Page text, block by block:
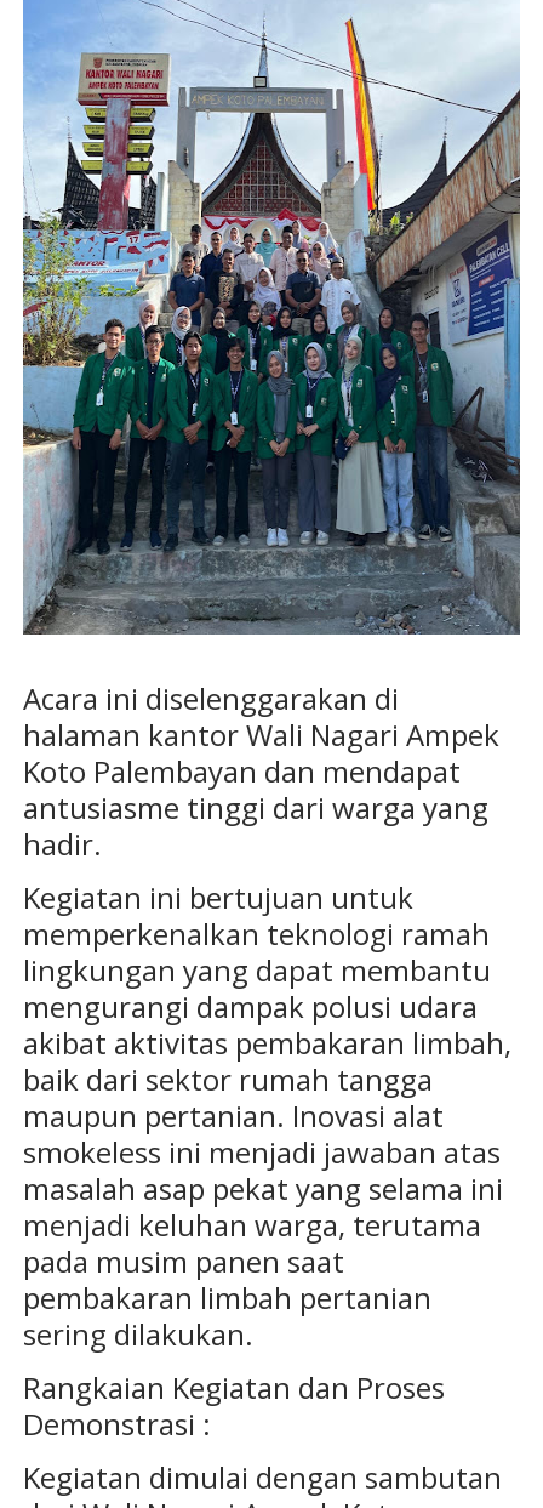
Acara ini diselenggarakan di
halaman kantor Wali Nagari Ampek
Koto Palembayan dan mendapat
antusiasme tinggi dari warga yang
hadir.
Kegiatan ini bertujuan untuk
memperkenalkan teknologi ramah
lingkungan yang dapat membantu
mengurangi dampak polusi udara
akibat aktivitas pembakaran limbah,
baik dari sektor rumah tangga
maupun pertanian. Inovasi alat
smokeless ini menjadi jawaban atas
masalah asap pekat yang selama ini
menjadi keluhan warga, terutama
pada musim panen saat
pembakaran limbah pertanian
sering dilakukan.
Rangkaian Kegiatan dan Proses
Demonstrasi :
Kegiatan dimulai dengan sambutan